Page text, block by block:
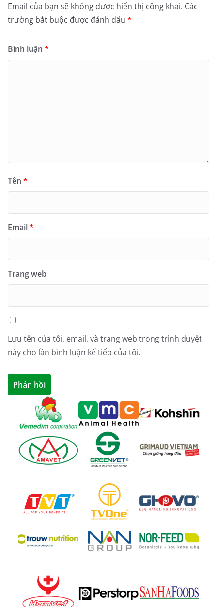
Email của bạn sẽ không được hiển thị công khai. Các
trường bắt buộc được đánh dấu *
Bình luận *
Tên *
Email*
Trang web
Lưu tên của tôi, email, và trang web trong trình duyệt
này cho lần bình luận kế tiếp của tôi.